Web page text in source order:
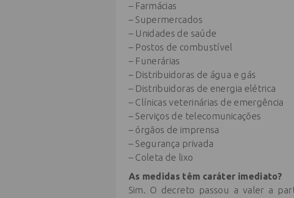
– Farmácias
– Supermercados
– Unidades de saúde
– Postos de combustível
– Funerárias
– Distribuidoras de água e gás
– Distribuidoras de energia elétrica
– Clínicas veterinárias de emergência
– Serviços de telecomunicações
– órgãos de imprensa
– Segurança privada
– Coleta de lixo
As medidas têm caráter imediato?
Sim. O decreto passou a valer a